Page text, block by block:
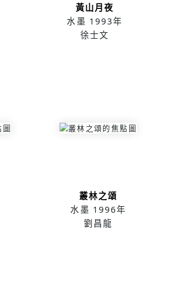
黃山月夜
水墨 1993年
徐士文
叢林之頌
水墨 1996年
劉昌龍